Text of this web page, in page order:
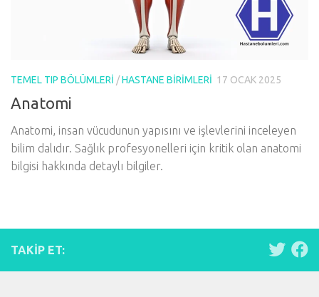
TEMEL TIP BÖLÜMLERI /HASTANE BIRIMLERI 17 OCAK 2025
Anatomi
Anatomi, insan vücudunun yapısını ve işlevlerini inceleyen
bilim dalıdır. Sağlık profesyonelleri için kritik olan anatomi
bilgisi hakkında detaylı bilgiler.
TAKIP ET: